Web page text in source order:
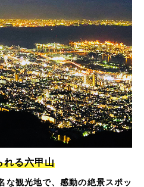
れる六甲山
な観光地で、感動の絶景スポッ